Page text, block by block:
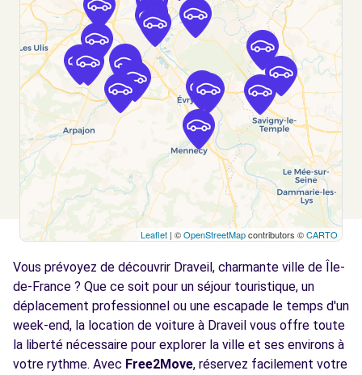
PARAY VIEILLE POSTE, FR-91, 91550
Voir l'agence
Free2Move Rent - AUTOMOBILES DU
KIOSQUE - VILLENEUVE-LE-ROI (C)
5.4
km
13 PLACE AMEDEE SOUPAULT
VILLENEUVE-LE-ROI, 94290
Voir l'agence
Free2move Rent - GARAGE DU CHATEAU -
7.9
km
4 AV DU BOUT DU PLESSIS
SAINTE-GENEVIEVE-DES-BOIS, 91700
Voir l'agence
Leaflet | ©OpenStreetMapcontributors ©CARTO
Vous prévoyez de découvrir Draveil, charmante ville de Île-
de-France ? Que ce soit pour un séjour touristique, un
déplacement professionnel ou une escapade le temps d'un
week-end, la location de voiture à Draveil vous offre toute
la liberté nécessaire pour explorer la ville et ses environs à
votre rythme. Avec Free2Move, réservez facilement votre